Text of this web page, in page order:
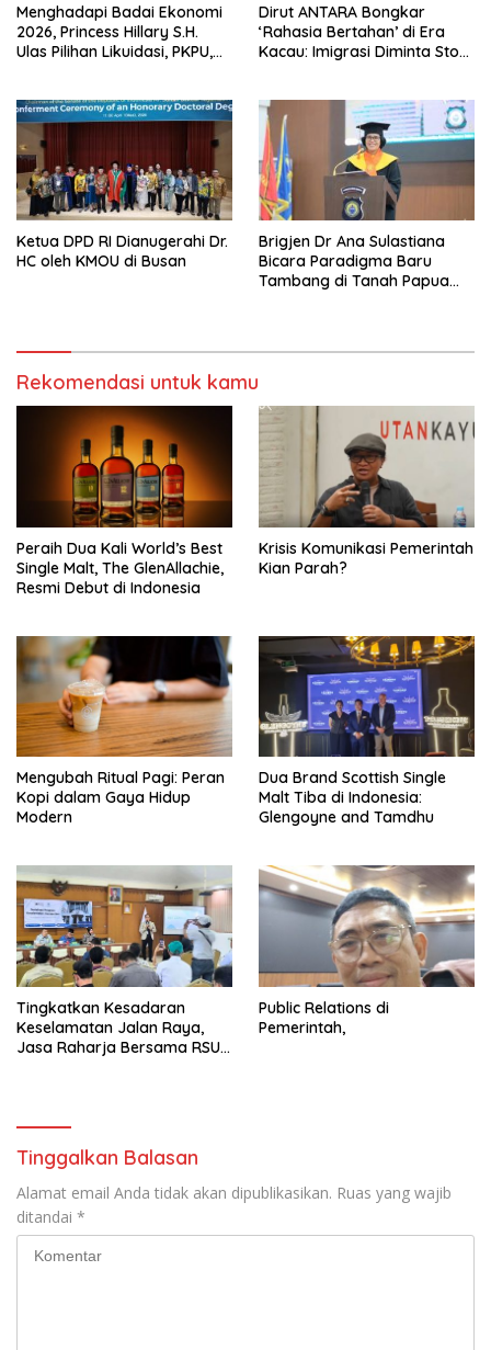
Menghadapi Badai Ekonomi
2026, Princess Hillary S.H.
Ulas Pilihan Likuidasi, PKPU,
Dirut ANTARA Bongkar
‘Rahasia Bertahan’ di Era
Kacau: Imigrasi Diminta Stop
Ketua DPD RI Dianugerahi Dr.
HC oleh KMOU di Busan
Brigjen Dr Ana Sulastiana
Bicara Paradigma Baru
Tambang di Tanah Papua
Rekomendasi untuk kamu
Peraih Dua Kali World’s Best
Single Malt, The GlenAllachie,
Resmi Debut di Indonesia
Krisis Komunikasi Pemerintah
Kian Parah?
Mengubah Ritual Pagi: Peran
Kopi dalam Gaya Hidup
Modern
Dua Brand Scottish Single
Malt Tiba di Indonesia:
Glengoyne and Tamdhu
Tingkatkan Kesadaran
Keselamatan Jalan Raya,
Jasa Raharja Bersama RSU
Public Relations di
Pemerintah,
Tinggalkan Balasan
Alamat email Anda tidak akan dipublikasikan. Ruas yang wajib
ditandai *